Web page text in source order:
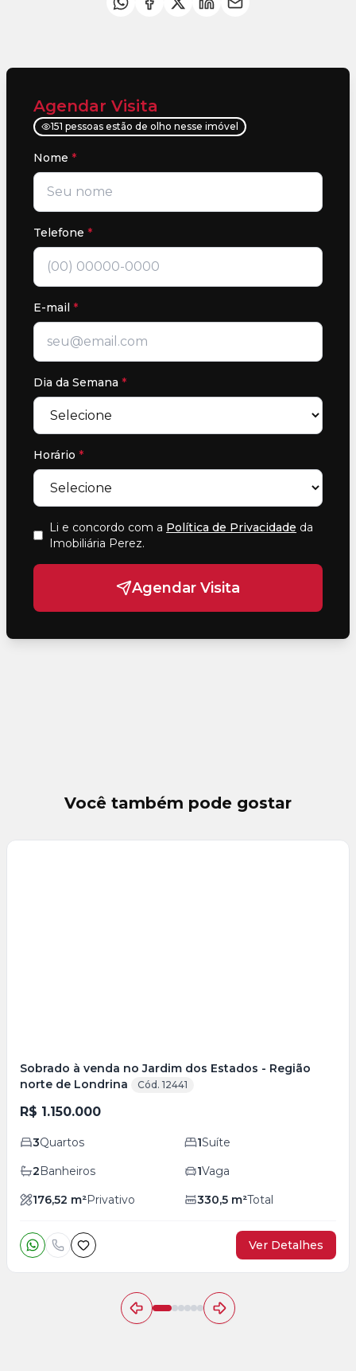
Agendar Visita
151 pessoas estão de olho nesse imóvel
Nome *
Telefone *
E-mail *
Dia da Semana *
Horário *
Li e concordo com a Política de Privacidade da
Imobiliária Perez.
Agendar Visita
Você também pode gostar
Sobrado à venda no Jardim dos Estados - Região
norte de Londrina
Cód. 12441
R$ 1.150.000
3Quartos 1Suíte
2Banheiros 1Vaga
176,52 m²Privativo 330,5 m²Total
Ver Detalhes